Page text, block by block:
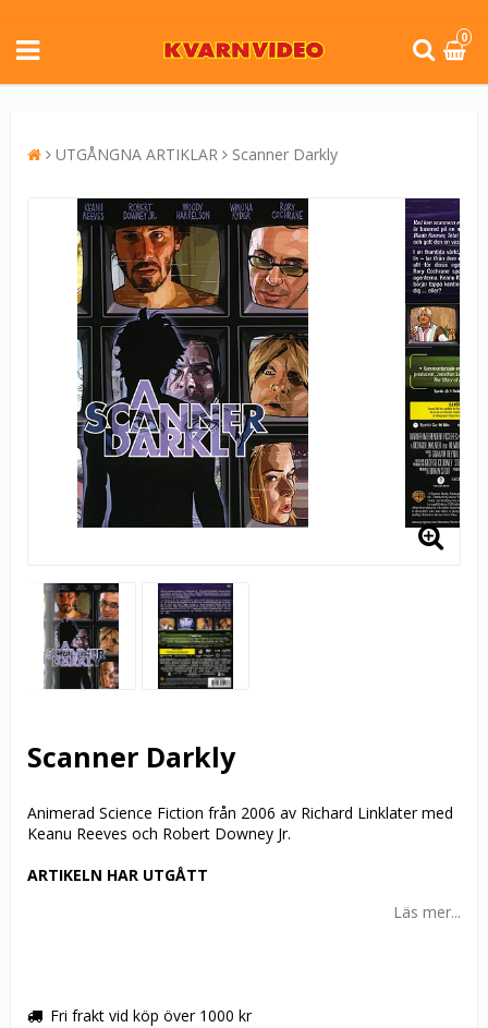
0
UTGÅNGNA ARTIKLAR Scanner Darkly
Scanner Darkly
Animerad Science Fiction från 2006 av Richard Linklater med
Keanu Reeves och Robert Downey Jr.
ARTIKELN HAR UTGÅTT
Läs mer...
Fri frakt vid köp över 1000 kr